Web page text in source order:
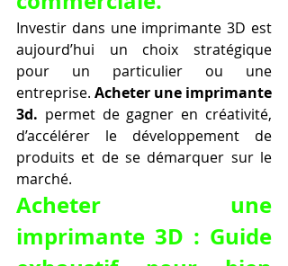
Investir dans une imprimante 3D est
aujourd’hui un choix stratégique
pour un particulier ou une
entreprise. Acheter une imprimante
3d. permet de gagner en créativité,
d’accélérer le développement de
produits et de se démarquer sur le
marché.
Acheter une
imprimante 3D : Guide